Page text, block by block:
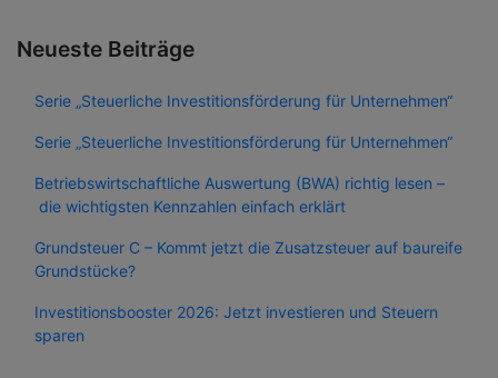
Neueste Beiträge
Serie „Steuerliche Investitionsförderung für Unternehmen“
Serie „Steuerliche Investitionsförderung für Unternehmen“
Betriebswirtschaftliche Auswertung (BWA) richtig lesen –
die wichtigsten Kennzahlen einfach erklärt
Grundsteuer C – Kommt jetzt die Zusatzsteuer auf baureife
Grundstücke?
Investitionsbooster 2026: Jetzt investieren und Steuern
sparen